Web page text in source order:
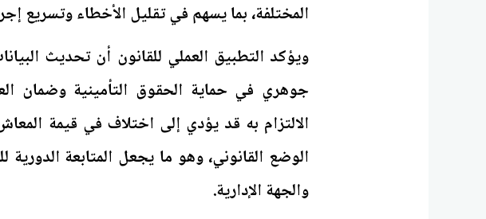
المختلفة، بما يسهم في تقليل الأخطاء وتسريع
ويؤكد التطبيق العملي للقانون أن تحديث
جوهري في حماية الحقوق التأمينية وضمان
الالتزام به قد يؤدي إلى اختلاف في قيمة
الوضع القانوني، وهو ما يجعل المتابعة الدورية
والجهة الإدارية.